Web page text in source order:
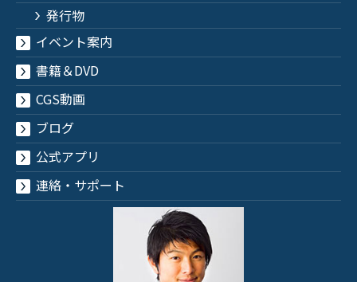
発行物
イベント案内
書籍＆DVD
CGS動画
ブログ
公式アプリ
連絡・サポート